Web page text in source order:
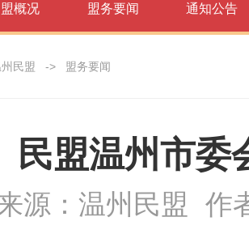
概况 盟务要闻 通知公告
民盟 -> 盟务要闻
民盟温州市委
源：温州民盟 作